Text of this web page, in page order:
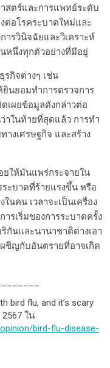
สตร์และการแพทย์ระดับ
ต่อโรคระบาดใหม่และ
ารวินิจฉัยและวิเคราะห์
หนึ่งทุกตัวอย่างที่มีอยู่
รกิจต่างๆ เช่น
นยอมทำการตรวจการ
เผยข้อมูลดังกล่าวต่อ
าในท้ายที่สุดแล้ว การทำ
งเศรษฐกิจ และสร้าง
ยให้มันแพร่กระจายใน
ะบาดที่ร้ายแรงขึ้น หรือ
นคน เวลาจะเป็นเครื่อง
ารเริ่มของการระบาดครั้ง
กันและนานาชาติต่างเอา
ชิญกับอันตรายที่อาจเกิด
bird flu, and it’s scary
ใน
bird-flu-disease-